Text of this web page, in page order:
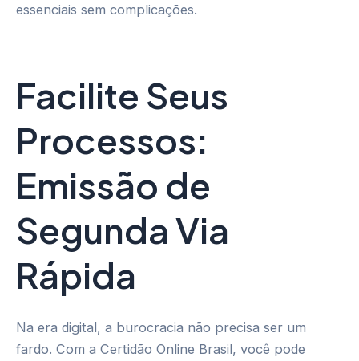
essenciais sem complicações.
Facilite Seus
Processos:
Emissão de
Segunda Via
Rápida
Na era digital, a burocracia não precisa ser um
fardo. Com a Certidão Online Brasil, você pode